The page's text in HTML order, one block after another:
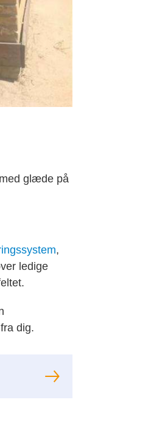
glæde på
,
ledige
dig.